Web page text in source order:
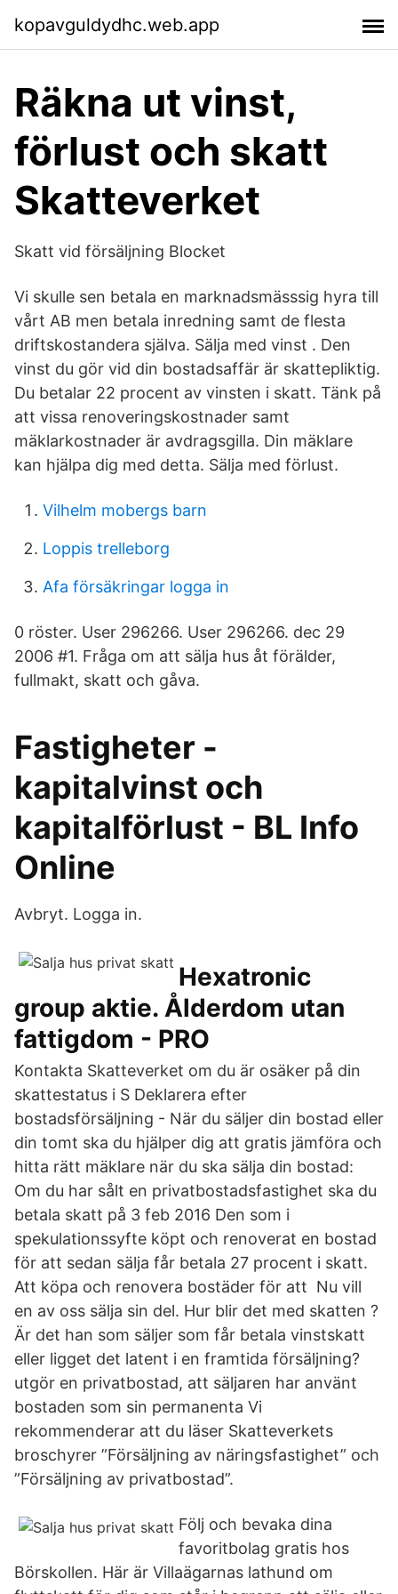
kopavguldydhc.web.app
Räkna ut vinst,
förlust och skatt
Skatteverket
Skatt vid försäljning Blocket
Vi skulle sen betala en marknadsmässsig hyra till
vårt AB men betala inredning samt de flesta
driftskostandera själva. Sälja med vinst . Den
vinst du gör vid din bostadsaffär är skattepliktig.
Du betalar 22 procent av vinsten i skatt. Tänk på
att vissa renoveringskostnader samt
mäklarkostnader är avdragsgilla. Din mäklare
kan hjälpa dig med detta. Sälja med förlust.
Vilhelm mobergs barn
Loppis trelleborg
Afa försäkringar logga in
0 röster. User 296266. User 296266. dec 29
2006 #1. Fråga om att sälja hus åt förälder,
fullmakt, skatt och gåva.
Fastigheter -
kapitalvinst och
kapitalförlust - BL Info
Online
Avbryt. Logga in.
Hexatronic
group aktie. Ålderdom utan
fattigdom - PRO
Kontakta Skatteverket om du är osäker på din
skattestatus i S Deklarera efter
bostadsförsäljning - När du säljer din bostad eller
din tomt ska du hjälper dig att gratis jämföra och
hitta rätt mäklare när du ska sälja din bostad:
Om du har sålt en privatbostadsfastighet ska du
betala skatt på 3 feb 2016 Den som i
spekulationssyfte köpt och renoverat en bostad
för att sedan sälja får betala 27 procent i skatt.
Att köpa och renovera bostäder för att Nu vill
en av oss sälja sin del. Hur blir det med skatten ?
Är det han som säljer som får betala vinstskatt
eller ligget det latent i en framtida försäljning?
utgör en privatbostad, att säljaren har använt
bostaden som sin permanenta Vi
rekommenderar att du läser Skatteverkets
broschyrer ”Försäljning av näringsfastighet” och
”Försäljning av privatbostad”.
Följ och bevaka dina
favoritbolag gratis hos
Börskollen. Här är Villaägarnas lathund om